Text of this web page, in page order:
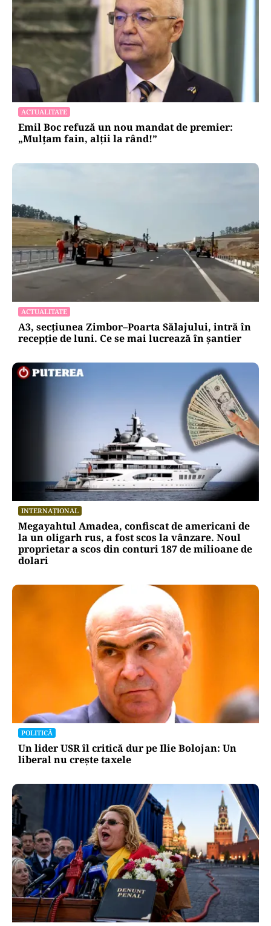
ACTUALITATE
Emil Boc refuză un nou mandat de premier:
„Mulțam fain, alții la rând!”
ACTUALITATE
A3, secțiunea Zimbor–Poarta Sălajului, intră în
recepție de luni. Ce se mai lucrează în șantier
INTERNAȚIONAL
Megayahtul Amadea, confiscat de americani de
la un oligarh rus, a fost scos la vânzare. Noul
proprietar a scos din conturi 187 de milioane de
dolari
POLITICĂ
Un lider USR îl critică dur pe Ilie Bolojan: Un
liberal nu crește taxele